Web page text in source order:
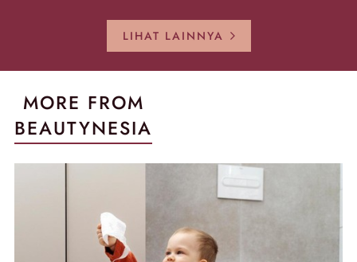
LIHAT LAINNYA
MORE FROM
BEAUTYNESIA